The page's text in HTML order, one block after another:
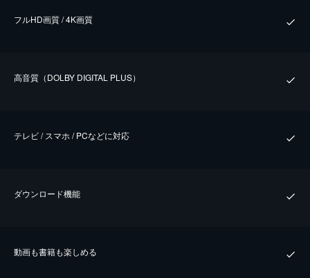
フルHD画質 / 4K画質
⾼⾳質（DOLBY DIGITAL PLUS）
テレビ / スマホ / PCなどに対応
ダウンロード機能
動画も書籍も楽しめる